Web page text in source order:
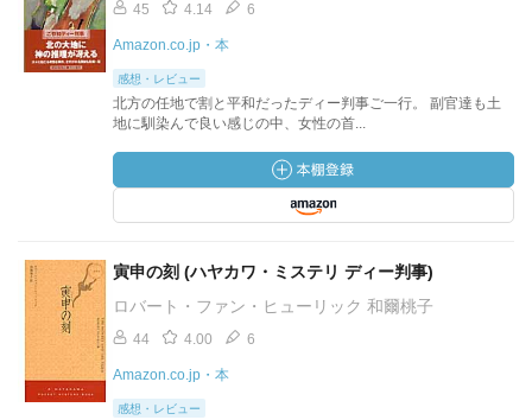
45 4.14 6
Amazon.co.jp・本
感想・レビュー
北方の任地で割と平和だったディー判事ご一行。 副官達も土
地に馴染んで良い感じの中、女性の首...
寅申の刻 (ハヤカワ・ミステリ ディー判事)
ロバート・ファン・ヒューリック 和爾桃子
44 4.00 6
Amazon.co.jp・本
感想・レビュー